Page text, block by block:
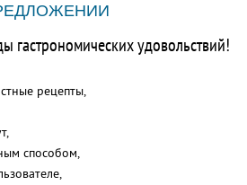
гастрономических удовольствий!
рецепты,
способом,